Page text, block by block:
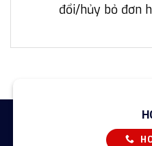
đổi/hủy bỏ đơn